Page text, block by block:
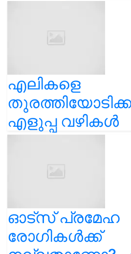
എലികളെ
എളുപ്പ വഴികൾ
ഓട്സ് പ്രമേഹ
രോഗികൾക്ക്